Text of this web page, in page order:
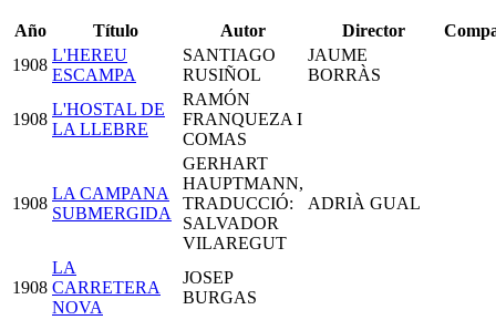
Año Título Autor Director
1908
L'HEREU
ESCAMPA
SANTIAGO
RUSIÑOL
JAUME
BORRÀS
1908
L'HOSTAL DE
LA LLEBRE
RAMÓN
FRANQUEZA I
COMAS
1908
LA CAMPANA
SUBMERGIDA
GERHART
HAUPTMANN,
TRADUCCIÓ:
SALVADOR
VILAREGUT
ADRIÀ GUAL
1908
LA
CARRETERA
NOVA
JOSEP
BURGAS